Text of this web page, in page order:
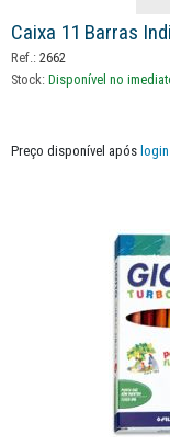
Caixa 11 Barras
Ref.: 2662
Stock: Disponível no
Preço disponível após login